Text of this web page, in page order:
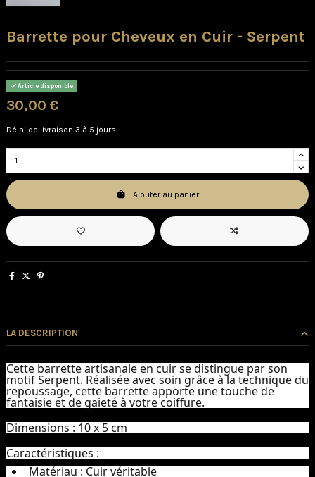
Barrette pour Cheveux en Cuir - Serpent
Article disponible
30,00 €
Délai de livraison 3 à 5 jours
Ajouter au panier
LA DESCRIPTION
Cette barrette artisanale en cuir se distingue par son
motif Serpent. Réalisée avec soin grâce à la technique du
repoussage, cette barrette apporte une touche de
fantaisie et de gaieté à votre coiffure.
Dimensions : 10 x 5 cm
Caractéristiques :
Matériau : Cuir véritable